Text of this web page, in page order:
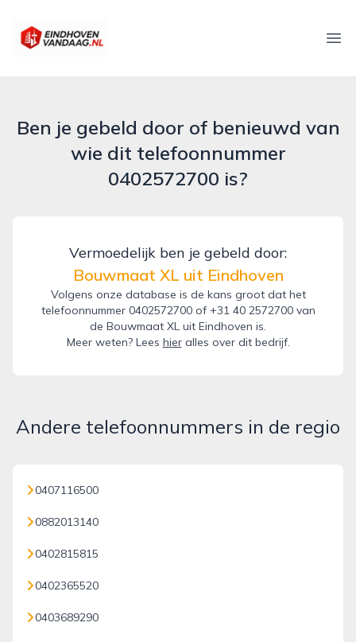
eindhovenvandaag.nl
Ben je gebeld door of benieuwd van
wie dit telefoonnummer
0402572700 is?
Vermoedelijk ben je gebeld door:
Bouwmaat XL uit Eindhoven
Volgens onze database is de kans groot dat het
telefoonnummer 0402572700 of +31 40 2572700 van
de Bouwmaat XL uit Eindhoven is.
Meer weten? Lees hieralles over dit bedrijf.
Andere telefoonnummers in de regio
0407116500
0882013140
0402815815
0402365520
0403689290